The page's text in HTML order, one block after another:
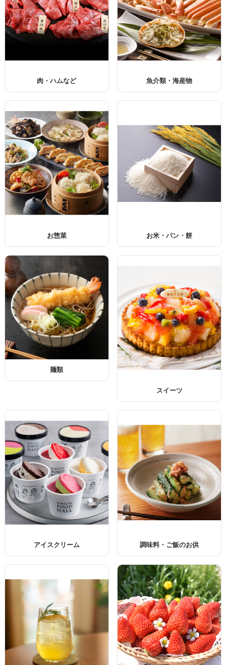
肉・ハムなど 魚介類・海産物
お惣菜 お米・パン・餅
麺類
スイーツ
アイスクリーム 調味料・ご飯のお供